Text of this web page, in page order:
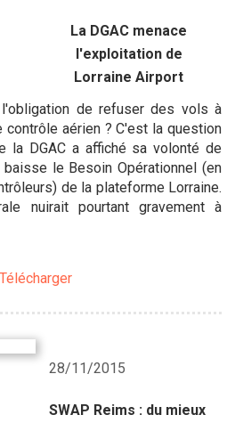
La DGAC menace
l'exploitation de
Lorraine Airport
de refuser des vols à
contrôle aérien ? C'est la question
la DGAC a affiché sa volonté de
le Besoin Opérationnel (en
de la plateforme Lorraine.
nuirait pourtant gravement à
Télécharger
28/11/2015
SWAP Reims : du mieux